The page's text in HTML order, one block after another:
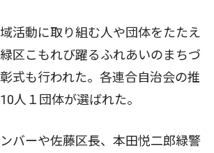
活動に取り組む人や団体をたたえ
区こもれび躍るふれあいのまちづ
式も行われた。各連合自治会の推
人１団体が選ばれた。
バーや佐藤区長、本田悦二郎緑警